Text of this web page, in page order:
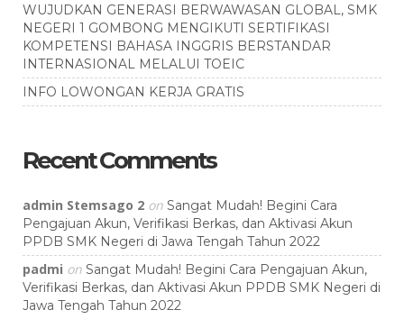
WUJUDKAN GENERASI BERWAWASAN GLOBAL, SMK
NEGERI 1 GOMBONG MENGIKUTI SERTIFIKASI
KOMPETENSI BAHASA INGGRIS BERSTANDAR
INTERNASIONAL MELALUI TOEIC
INFO LOWONGAN KERJA GRATIS
Recent Comments
admin Stemsago 2 on Sangat Mudah! Begini Cara
Pengajuan Akun, Verifikasi Berkas, dan Aktivasi Akun
PPDB SMK Negeri di Jawa Tengah Tahun 2022
padmi on Sangat Mudah! Begini Cara Pengajuan Akun,
Verifikasi Berkas, dan Aktivasi Akun PPDB SMK Negeri di
Jawa Tengah Tahun 2022